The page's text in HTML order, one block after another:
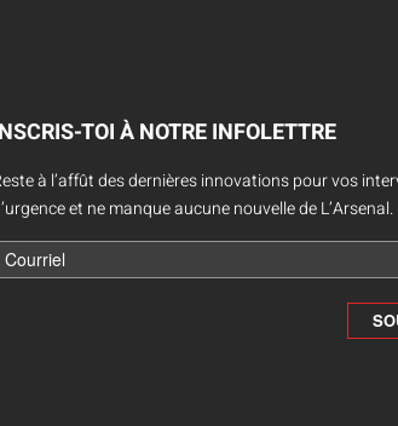
TOI À NOTRE INFOLETTRE
à l’affût des dernières innovations pour vos
et ne manque aucune nouvelle de L’Arsenal.